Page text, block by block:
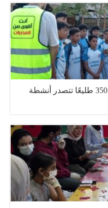
ورش مكافحة الإدمان بمشاركة 350 طليعًا تتصدر أنشطة